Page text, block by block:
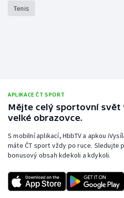
Tenis
APLIKACE ČT SPORT
Mějte celý sportovní svět
velké obrazovce.
S mobilní aplikací, HbbTV a apkou
máte ČT sport vždy po ruce. Sledujte
bonusový obsah kdekoli a kdykoli.